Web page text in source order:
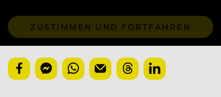
ZUSTIMMEN UND FORTFAHREN